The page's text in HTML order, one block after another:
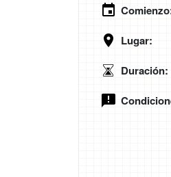
Lugar:
Duración: